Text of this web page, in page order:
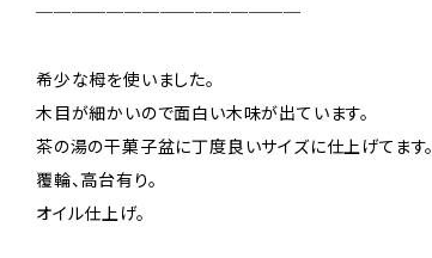
───────────────
希少な栂を使いました。
木目が細かいので面白い木味が出ています。
茶の湯の干菓子盆に丁度良いサイズに仕上げてます。
覆輪、高台有り。
オイル仕上げ。